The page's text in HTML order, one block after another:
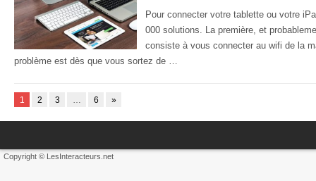
Pour connecter votre tablette ou votre
000 solutions. La première, et
consiste à vous connecter au wifi de la
problème est dès que vous sortez de …
1 2 3 6 »
Copyright © LesInteracteurs.net